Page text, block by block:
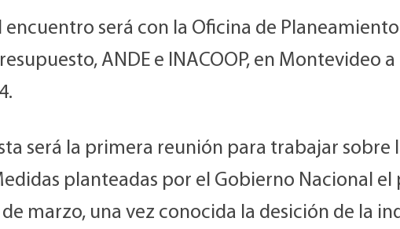
encuentro será con la Oficina de
ANDE e INACOOP, en Montevideo
será la primera reunión para trabajar sobre
planteadas por el Gobierno Nacional el
de marzo, una vez conocida la desición de la